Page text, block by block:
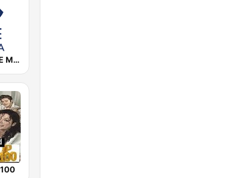
Cadena COPE Mérida